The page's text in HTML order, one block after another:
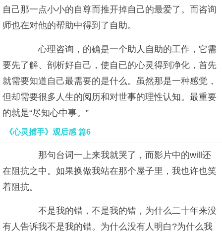
自己那一点小小的自尊而推开掉自己的最爱了。而咨询
师也在对他的帮助中得到了自助。
心理咨询，的确是一个助人自助的工作，它需
要先了解、剖析好自己，使自已的心灵得到净化，首先
就需要知道自己最需要的是什么。虽然那是一种感觉，
但却需要很多人生的阅历和对世事的理性认知。最重要
的就是“尽知心中事。”
《心灵捕手》观后感 篇6
那句台词一上来我就哭了，而影片中的will还
在阻抗之中。如果换做我站在那个屋子里，我也许也笑
着阻抗。
不是我的错，不是我的错，为什么二十年来没
有人告诉我不是我的错。为什么没有人明白?为什么我